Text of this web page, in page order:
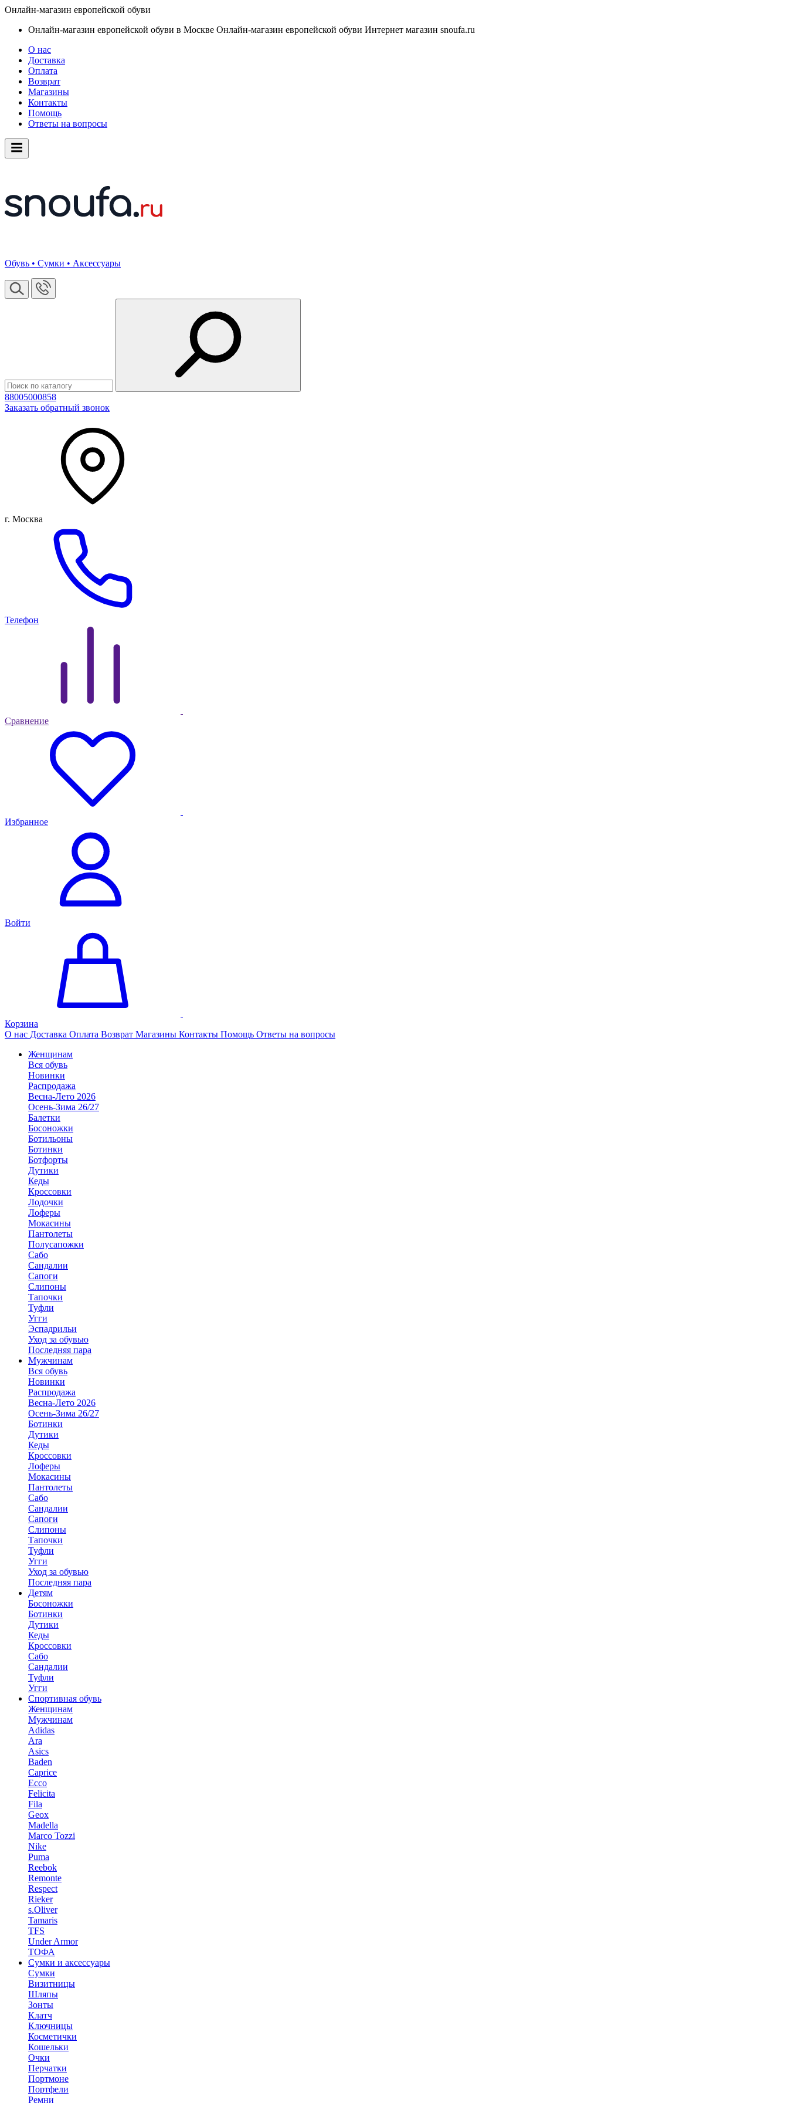
Онлайн-магазин европейской обуви
Онлайн-магазин европейской обуви в Москве Онлайн-магазин европейской обуви Интернет магазин snoufa.ru
О нас
Доставка
Оплата
Возврат
Магазины
Контакты
Помощь
Ответы на вопросы
Обувь • Сумки • Аксессуары
88005000858
Заказать обратный звонок
г. Москва
Телефон
Сравнение
Избранное
Войти
Корзина
О нас Доставка Оплата Возврат Магазины Контакты Помощь Ответы на вопросы
Женщинам
Вся обувь
Новинки
Распродажа
Весна-Лето 2026
Осень-Зима 26/27
Балетки
Босоножки
Ботильоны
Ботинки
Ботфорты
Дутики
Кеды
Кроссовки
Лодочки
Лоферы
Мокасины
Пантолеты
Полусапожки
Сабо
Сандалии
Сапоги
Слипоны
Тапочки
Туфли
Угги
Эспадрильи
Уход за обувью
Последняя пара
Мужчинам
Вся обувь
Новинки
Распродажа
Весна-Лето 2026
Осень-Зима 26/27
Ботинки
Дутики
Кеды
Кроссовки
Лоферы
Мокасины
Пантолеты
Сабо
Сандалии
Сапоги
Слипоны
Тапочки
Туфли
Угги
Уход за обувью
Последняя пара
Детям
Босоножки
Ботинки
Дутики
Кеды
Кроссовки
Сабо
Сандалии
Туфли
Угги
Спортивная обувь
Женщинам
Мужчинам
Adidas
Ara
Asics
Baden
Caprice
Ecco
Felicita
Fila
Geox
Madella
Marco Tozzi
Nike
Puma
Reebok
Remonte
Respect
Rieker
s.Oliver
Tamaris
TFS
Under Armor
ТОФА
Сумки и аксессуары
Сумки
Визитницы
Шляпы
Зонты
Клатч
Ключницы
Косметички
Кошельки
Очки
Перчатки
Портмоне
Портфели
Ремни